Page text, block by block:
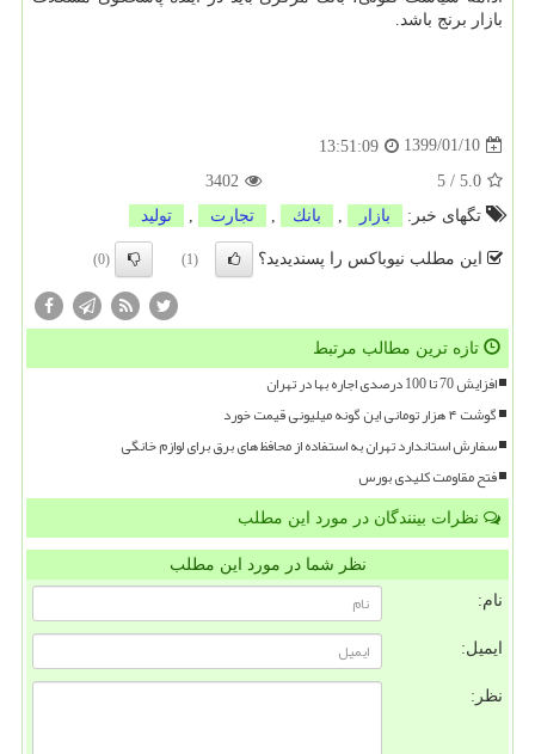
بازار برنج باشد.
1399/01/10
13:51:09
5.0
/
5
3402
تگهای خبر:
بازار بانك تجارت تولید
این مطلب نیوباکس را پسندیدید؟ (1)
(0)
تازه ترین مطالب مرتبط
افزایش 70 تا 100 درصدی اجاره بها در تهران
گوشت ۴ هزار تومانی این گونه میلیونی قیمت خورد
سفارش استاندارد تهران به استفاده از محافظ های برق برای لوازم خانگی
فتح مقاومت کلیدی بورس
نظرات بینندگان در مورد این مطلب
نظر شما در مورد این مطلب
نام:
ایمیل:
نظر: